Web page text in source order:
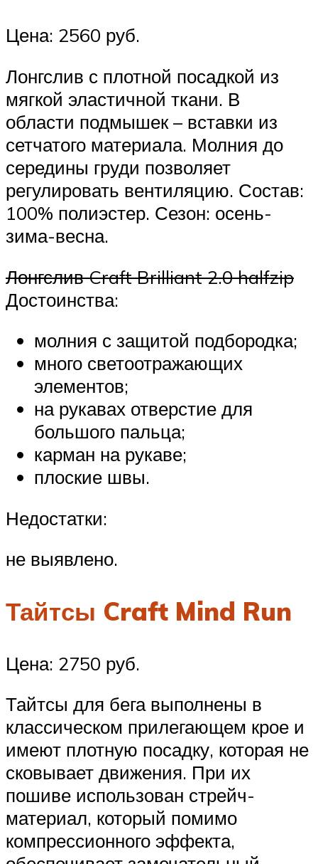
Цена: 2560 руб.
Лонгслив с плотной посадкой из
мягкой эластичной ткани. В
области подмышек – вставки из
сетчатого материала. Молния до
середины груди позволяет
регулировать вентиляцию. Состав:
100% полиэстер. Сезон: осень-
зима-весна.
Лонгслив Craft Brilliant 2.0 halfzip
Достоинства:
молния с защитой подбородка;
много светоотражающих
элементов;
на рукавах отверстие для
большого пальца;
карман на рукаве;
плоские швы.
Недостатки:
не выявлено.
Тайтсы Craft Mind Run
Цена: 2750 руб.
Тайтсы для бега выполнены в
классическом прилегающем крое и
имеют плотную посадку, которая не
сковывает движения. При их
пошиве использован стрейч-
материал, который помимо
компрессионного эффекта,